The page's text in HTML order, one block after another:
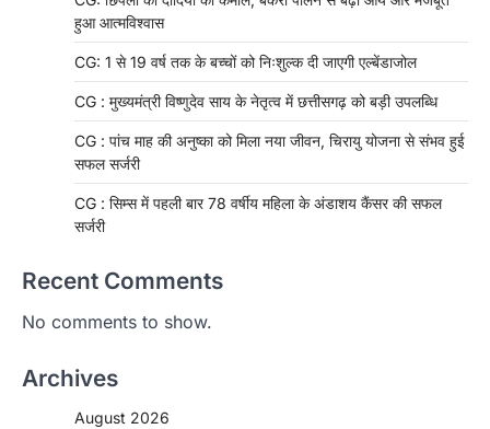
हुआ आत्मविश्वास
CG: 1 से 19 वर्ष तक के बच्चों को निःशुल्क दी जाएगी एल्बेंडाजोल
CG : मुख्यमंत्री विष्णुदेव साय के नेतृत्व में छत्तीसगढ़ को बड़ी उपलब्धि
CG : पांच माह की अनुष्का को मिला नया जीवन, चिरायु योजना से संभव हुई
सफल सर्जरी
CG : सिम्स में पहली बार 78 वर्षीय महिला के अंडाशय कैंसर की सफल
सर्जरी
Recent Comments
No comments to show.
Archives
August 2026